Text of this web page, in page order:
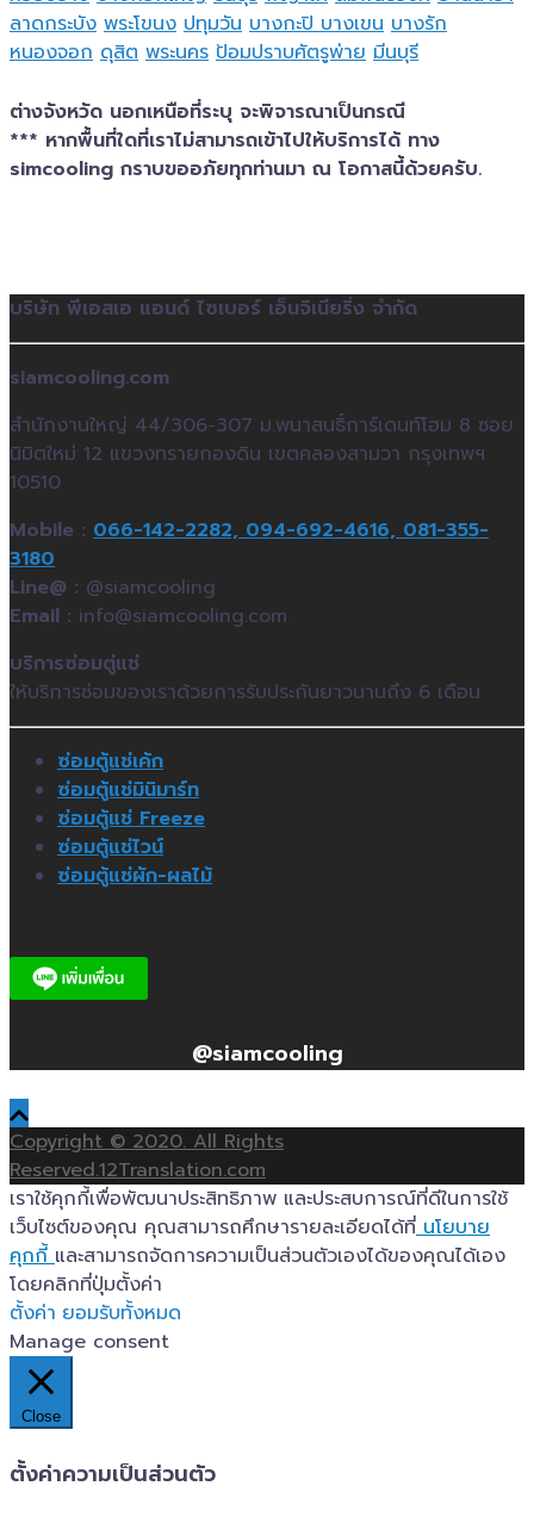
ลาดกระบัง พระโขนง ปทุมวัน บางกะปิ บางเขน บางรัก
หนองจอก ดุสิต พระนคร ป้อมปราบศัตรูพ่าย มีนบุรี
ต่างจังหวัด นอกเหนือที่ระบุ จะพิจารณาเป็นกรณี
*** หากพื้นที่ใดที่เราไม่สามารถเข้าไปให้บริการได้ ทาง
simcooling กราบขออภัยทุกท่านมา ณ โอกาสนี้ด้วยครับ.
บริษัท พีเอสเอ แอนด์ ไซเบอร์ เอ็นจิเนียริ่ง จำกัด
siamcooling.com
สำนักงานใหญ่ 44/306-307 ม.พนาสนธิ์การ์เดนท์โฮม 8 ซอย
นิมิตใหม่ 12 แขวงทรายกองดิน เขตคลองสามวา กรุงเทพฯ
10510
Mobile : 066-142-2282,094-692-4616, 081-355-
3180
Line@ : @siamcooling
Email : info@siamcooling.com
บริการซ่อมตู่แช่
ให้บริการซ่อมของเราด้วยการรับประกันยาวนานถึง 6 เดือน
ซ่อมตู้แช่เค้ก
ซ่อมตู้แช่มินิมาร์ท
ซ่อมตู้แช่ Freeze
ซ่อมตู้แช่ไวน์
ซ่อมตู้แช่ผัก-ผลไม้
@siamcooling
Copyright © 2020. All Rights
Reserved.12Translation.com
เราใช้คุกกี้เพื่อพัฒนาประสิทธิภาพ และประสบการณ์ที่ดีในการใช้
เว็บไซต์ของคุณ คุณสามารถศึกษารายละเอียดได้ที่นโยบาย
คุกกี้และสามารถจัดการความเป็นส่วนตัวเองได้ของคุณได้เอง
โดยคลิกที่ปุ่มตั้งค่า
ตั้งค่า ยอมรับทั้งหมด
Manage consent
Close
ตั้งค่าความเป็นส่วนตัว